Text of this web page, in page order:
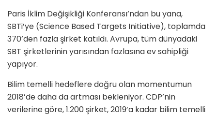
Paris İklim Değişikliği Konferansı’ndan bu yana,
SBTi’ye (Science Based Targets Initiative), toplamda
370’den fazla şirket katıldı. Avrupa, tüm dünyadaki
SBT şirketlerinin yarısından fazlasına ev sahipliği
yapıyor.
Bilim temelli hedeflere doğru olan momentumun
2018’de daha da artması bekleniyor. CDP’nin
verilerine göre, 1.200 şirket, 2019’a kadar bilim temelli